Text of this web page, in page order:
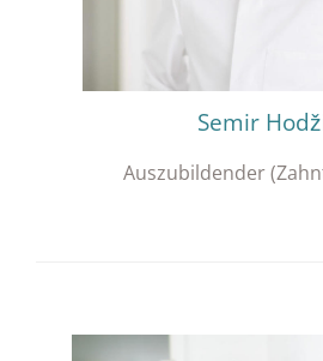
Semir
Auszubildender